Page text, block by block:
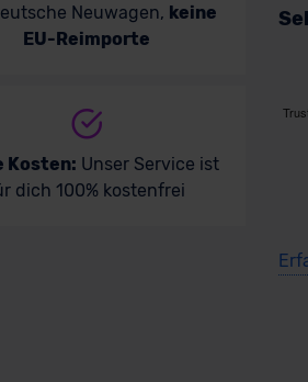
Neuwagen, keine
EU-Reimporte
Kosten: Unser Service ist
dich 100% kostenfrei